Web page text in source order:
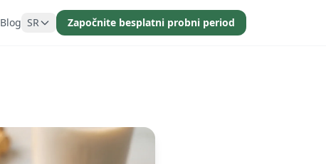
Blog SR Započnite besplatni probni period